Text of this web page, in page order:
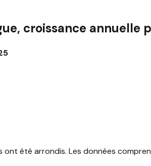
croissance annuelle
été arrondis. Les données